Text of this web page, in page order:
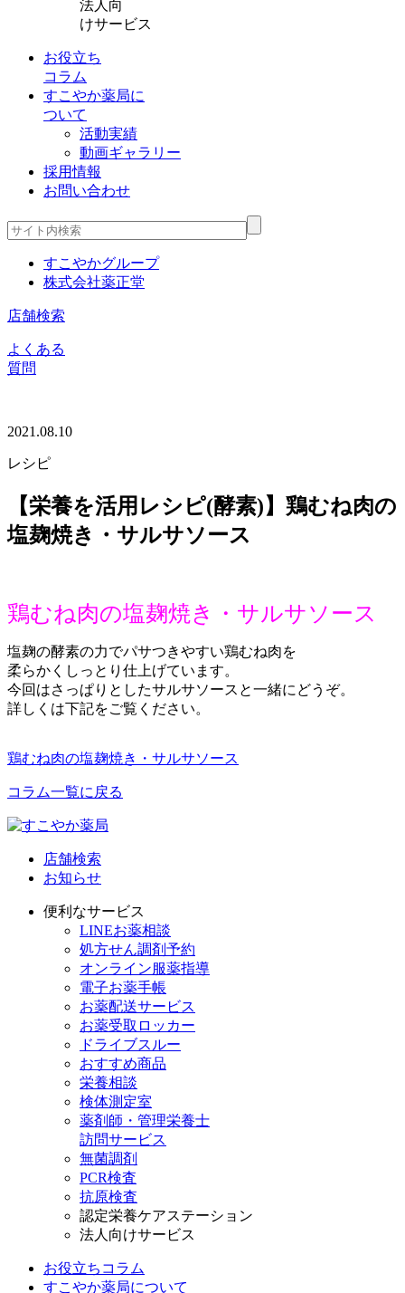
法人向
けサービス
お役立ち
コラム
すこやか薬局に
ついて
活動実績
動画ギャラリー
採用情報
お問い合わせ
すこやかグループ
株式会社薬正堂
店舗検索
よくある
質問
2021.08.10
レシピ
【栄養を活用レシピ(酵素)】鶏むね肉の
塩麹焼き・サルサソース
鶏むね肉の塩麹焼き・サルサソース
塩麹の酵素の力でパサつきやすい鶏むね肉を
柔らかくしっとり仕上げています。
今回はさっぱりとしたサルサソースと一緒にどうぞ。
詳しくは下記をご覧ください。
鶏むね肉の塩麹焼き・サルサソース
コラム一覧に戻る
店舗検索
お知らせ
便利なサービス
LINEお薬相談
処方せん調剤予約
オンライン服薬指導
電子お薬手帳
お薬配送サービス
お薬受取ロッカー
ドライブスルー
おすすめ商品
栄養相談
検体測定室
薬剤師・管理栄養士
訪問サービス
無菌調剤
PCR検査
抗原検査
認定栄養ケアステーション
法人向けサービス
お役立ちコラム
すこやか薬局について